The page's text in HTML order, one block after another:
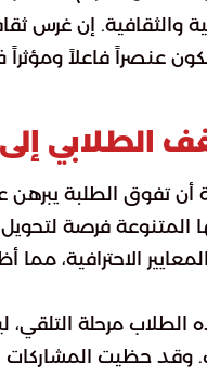
والثقافية. إن غرس
عنصراً فاعلاً
إلى
تفوق الطلبة يبرهن
فرصة لتحويل
الاحترافية،
مرحلة التلقي،
وقد حظيت